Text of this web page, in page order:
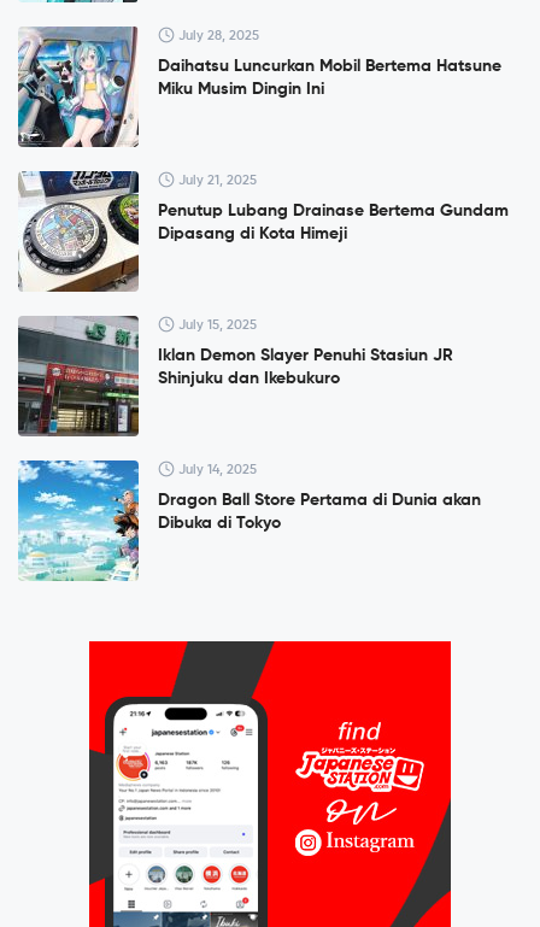
July 28, 2025
Daihatsu Luncurkan Mobil Bertema Hatsune
Miku Musim Dingin Ini
July 21, 2025
Penutup Lubang Drainase Bertema Gundam
Dipasang di Kota Himeji
July 15, 2025
Iklan Demon Slayer Penuhi Stasiun JR
Shinjuku dan Ikebukuro
July 14, 2025
Dragon Ball Store Pertama di Dunia akan
Dibuka di Tokyo